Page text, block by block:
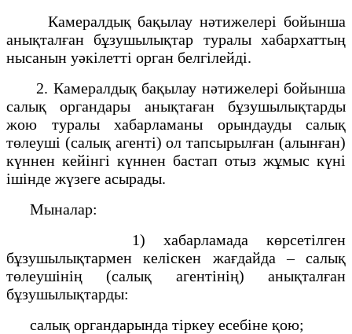
Камералдық бақылау нәтижелері бойынша
анықталған бұзушылықтар туралы хабархаттың
нысанын уәкілетті орган белгілейді.
2. Камералдық бақылау нәтижелері бойынша
салық органдары анықтаған бұзушылықтарды
жою туралы хабарламаны орындауды салық
төлеуші (салық агенті) ол тапсырылған (алынған)
күннен кейiнгi күннен бастап отыз жұмыс күні
ішінде жүзеге асырады.
Мыналар:
1) хабарламада көрсетілген
бұзушылықтармен келіскен жағдайда – салық
төлеушінің (салық агентінің) анықталған
бұзушылықтарды:
салық органдарында тіркеу есебіне қою;